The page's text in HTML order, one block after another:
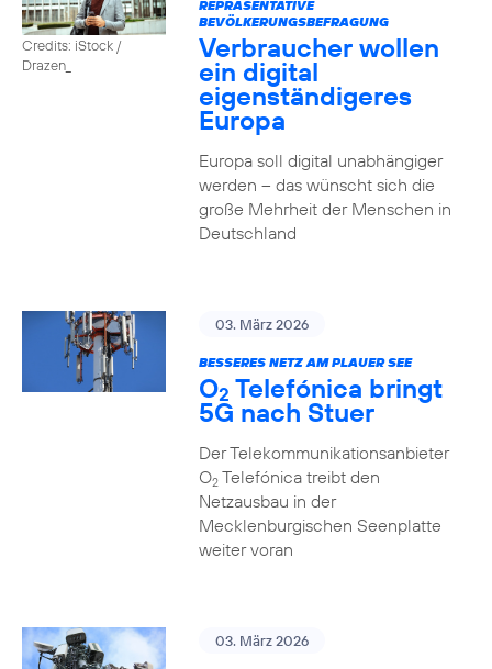
Credits: iStock /
Drazen_
REPRÄSENTATIVE
BEVÖLKERUNGSBEFRAGUNG
Verbraucher wollen
ein digital
eigenständigeres
Europa
Europa soll digital unabhängiger
werden – das wünscht sich die
große Mehrheit der Menschen in
Deutschland
03. März 2026
BESSERES NETZ AM PLAUER SEE
O2 Telefónica bringt
5G nach Stuer
Der Telekommunikationsanbieter
O2Telefónica treibt den
Netzausbau in der
Mecklenburgischen Seenplatte
weiter voran
03. März 2026